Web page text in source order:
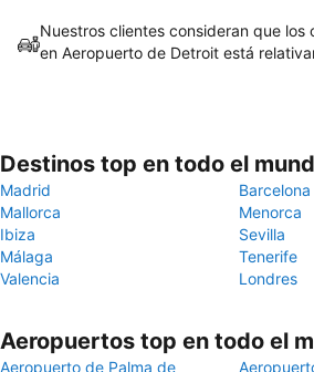
Nuestros clientes consideran que los
en Aeropuerto de Detroit está
Destinos top en todo el
Madrid
Barcelona
Mallorca
Menorca
Ibiza
Sevilla
Málaga
Tenerife
Valencia
Londres
Aeropuertos top en todo el
Aeropuerto de Palma de